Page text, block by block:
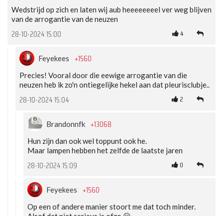
Wedstrijd op zich en laten wij aub heeeeeeeel ver weg blijven
van de arrogantie van de neuzen
28-10-2024 15:00 4
Feyekees +1560
Precies! Vooral door die eewige arrogantie van die
neuzen heb ik zo'n ontiegelijke hekel aan dat pleurisclubje..
28-10-2024 15:04 2
Brandonnfk +13068
Hun zijn dan ook wel toppunt ook he.
Maar lampen hebben het zelfde de laatste jaren
28-10-2024 15:09 0
Feyekees +1560
Op een of andere manier stoort me dat toch minder.